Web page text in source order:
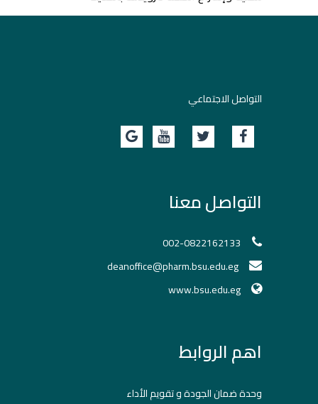
التواصل الاجتماعي
التواصل معنا
002-0822162133
www.bsu.edu.eg
اهم الروابط
وحدة ضمان الجودة و تقويم الأداء